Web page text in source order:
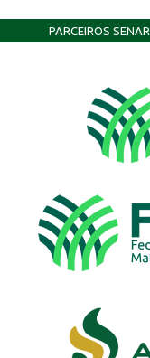
PARCEIROS SENAR